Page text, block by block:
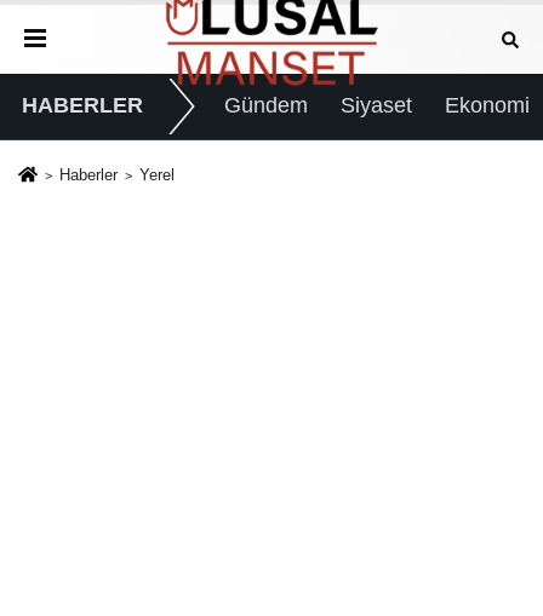
HABERLER Gündem Siyaset Ekonomi
Haberler Yerel